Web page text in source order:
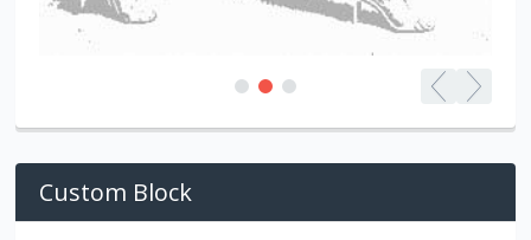
Custom Block